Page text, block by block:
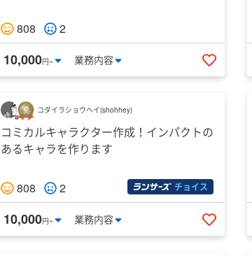
808 2
10,000円~ 業務内容 いいねする
コダイラショウヘイ(shohhey)
コミカルキャラクター作成！インパクトの
あるキャラを作ります
808 2 チョイス
10,000円~ 業務内容 いいねする